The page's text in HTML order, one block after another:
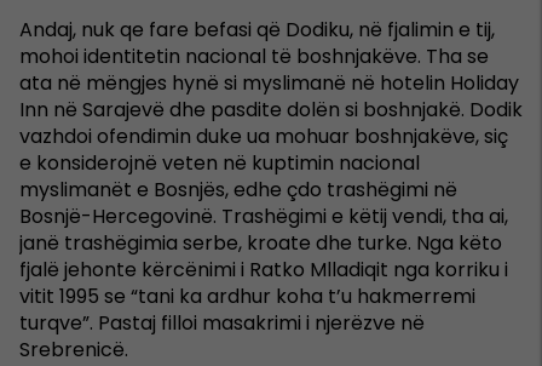
Andaj, nuk qe fare befasi që Dodiku, në fjalimin e tij,
mohoi identitetin nacional të boshnjakëve. Tha se
ata në mëngjes hynë si myslimanë në hotelin Holiday
Inn në Sarajevë dhe pasdite dolën si boshnjakë. Dodik
vazhdoi ofendimin duke ua mohuar boshnjakëve, siç
e konsiderojnë veten në kuptimin nacional
myslimanët e Bosnjës, edhe çdo trashëgimi në
Bosnjë-Hercegovinë. Trashëgimi e këtij vendi, tha ai,
janë trashëgimia serbe, kroate dhe turke. Nga këto
fjalë jehonte kërcënimi i Ratko Mlladiqit nga korriku i
vitit 1995 se “tani ka ardhur koha t’u hakmerremi
turqve”. Pastaj filloi masakrimi i njerëzve në
Srebrenicë.